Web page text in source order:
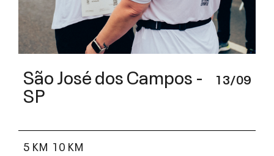
São José dos Campos -
SP
13/09
5 KM 10 KM